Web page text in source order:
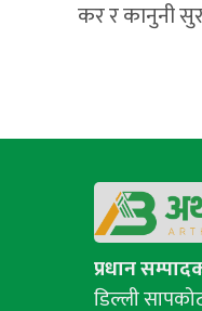
कर र कानुनी
प्रधान
डिल्ली